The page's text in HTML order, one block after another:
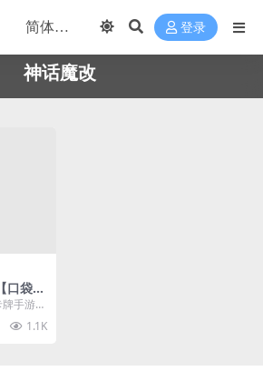
登录
神话魔改
口袋觉
版】
果双
手游
话魔改
1.1K